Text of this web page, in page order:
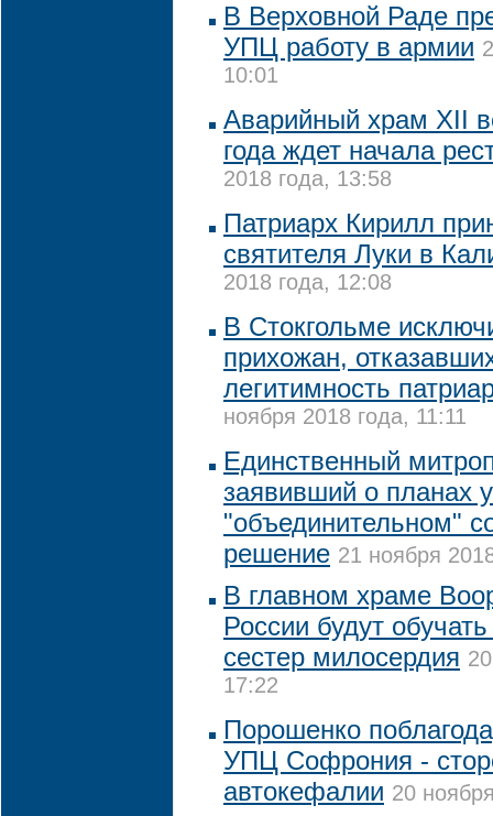
В Верховной Раде
УПЦ работу в армии
10:01
Аварийный храм XII
года ждет начала
2018 года, 13:58
Патриарх Кирилл
святителя Луки в
2018 года, 12:08
В Стокгольме
прихожан,
легитимность
ноября 2018 года, 11:11
Единственный
заявивший о планах
"объединительном"
решение 21 ноября
В главном храме
России будут
сестер милосердия
17:22
Порошенко
УПЦ Софрония -
автокефалии 20